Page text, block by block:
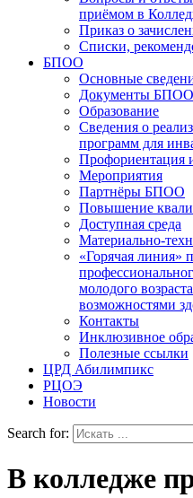
приёмом в
Приказ о
Списки,
БПОО
Основные
Документы БПОО
Образование
Сведения о
программ для
Профориентация
Мероприятия
Партнёры БПОО
Повышение
Доступная среда
Материально-
«Горячая линия»
молодого
возможностями
Контакты
Инклюзивное
Полезные ссылки
ЦРД Абилимпикс
РЦОЭ
Новости
Search for:
В колледже